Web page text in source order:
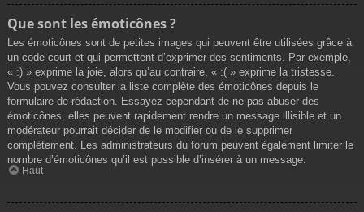
Que sont les émoticônes ?
Les émoticônes sont de petites images qui peuvent être utilisées grâce à
un code court et qui permettent d’exprimer des sentiments. Par exemple,
« :) » exprime la joie, alors qu’au contraire, « :( » exprime la tristesse.
Vous pouvez consulter la liste complète des émoticônes depuis le
formulaire de rédaction. Essayez cependant de ne pas abuser des
émoticônes, elles peuvent rapidement rendre un message illisible et un
modérateur pourrait décider de le modifier ou de le supprimer
complètement. Les administrateurs du forum peuvent également limiter le
nombre d’émoticônes qu’il est possible d’insérer à un message.
Haut